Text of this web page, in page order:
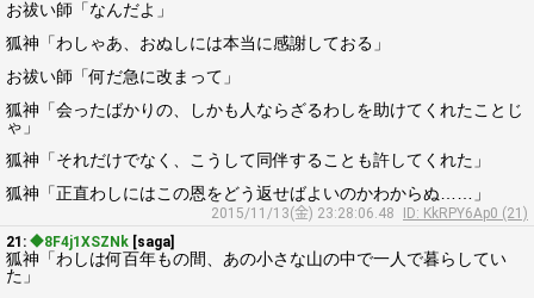
お祓い師「なんだよ」
狐神「わしゃあ、おぬしには本当に感謝しておる」
お祓い師「何だ急に改まって」
狐神「会ったばかりの、しかも人ならざるわしを助けてくれたことじ
ゃ」
狐神「それだけでなく、こうして同伴することも許してくれた」
狐神「正直わしにはこの恩をどう返せばよいのかわからぬ……」
2015/11/13(金) 23:28:06.48
ID: KkRPY6Ap0 (21)
21: ◆8F4j1XSZNk [saga]
狐神「わしは何百年もの間、あの小さな山の中で一人で暮らしてい
た」